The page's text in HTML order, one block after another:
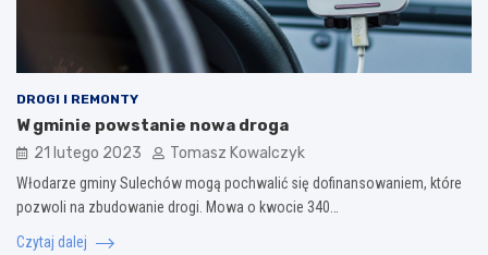
DROGI I REMONTY
W gminie powstanie nowa droga
21 lutego 2023 Tomasz Kowalczyk
Włodarze gminy Sulechów mogą pochwalić się dofinansowaniem, które
pozwoli na zbudowanie drogi. Mowa o kwocie 340…
Czytaj dalej